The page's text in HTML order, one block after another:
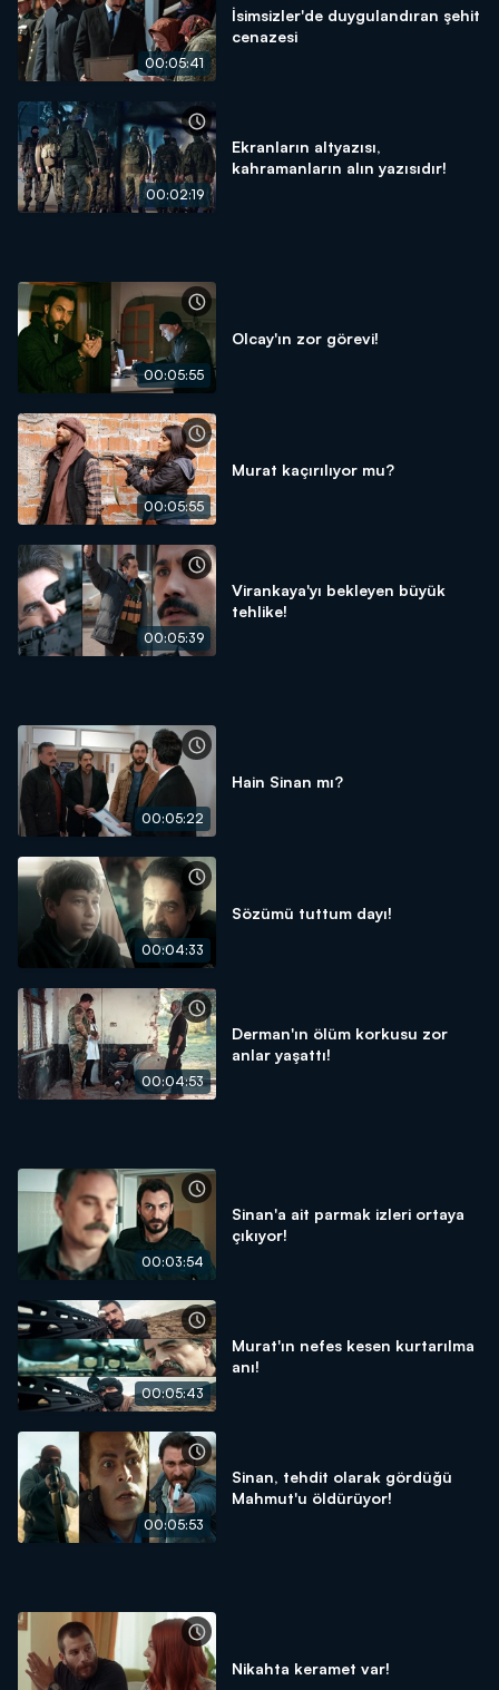
00:05:41
İsimsizler'de duygulandıran şehit
cenazesi
00:02:19
Ekranların altyazısı,
kahramanların alın yazısıdır!
00:05:55
Olcay'ın zor görevi!
00:05:55
Murat kaçırılıyor mu?
00:05:39
Virankaya'yı bekleyen büyük
tehlike!
00:05:22
Hain Sinan mı?
00:04:33
Sözümü tuttum dayı!
00:04:53
Derman'ın ölüm korkusu zor
anlar yaşattı!
00:03:54
Sinan'a ait parmak izleri ortaya
çıkıyor!
00:05:43
Murat'ın nefes kesen kurtarılma
anı!
00:05:53
Sinan, tehdit olarak gördüğü
Mahmut'u öldürüyor!
Nikahta keramet var!